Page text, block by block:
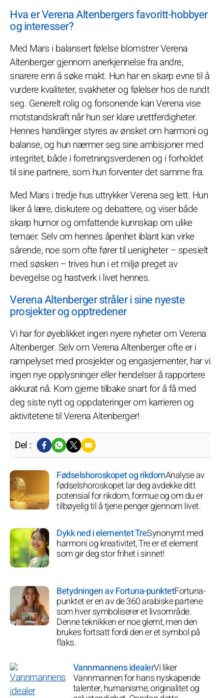
Hva er Verena Altenbergers favoritt-hobbyer
og interesser?
Med Mars i balansert følelse blomstrer Verena
Altenberger gjennom anerkjennelse fra andre,
snarere enn å søke makt. Hun har en skarp evne til å
vurdere kvaliteter, svakheter og følelser hos de rundt
seg. Generelt rolig og forsonende kan Verena vise
motstandskraft når hun ser klare urettferdigheter.
Hennes handlinger styres av ønsket om harmoni og
balanse, og hun nærmer seg sine ambisjoner med
integritet, både i forretningsverdenen og i forholdet
til sine partnere, som hun forventer det samme fra.
Med Mars i tredje hus uttrykker Verena seg lett. Hun
liker å lære, diskutere og debattere, og viser både
skarp humor og omfattende kunnskap om ulike
temaer. Selv om hennes åpenhet iblant kan virke
sårende, noe som ofte fører til uenigheter – spesielt
med søsken – trives hun i et miljø preget av
bevegelse og hastverk i livet hennes.
Verena Altenberger stråler i sine nyeste
prosjekter og opptredener
Vi har for øyeblikket ingen nyere nyheter om Verena
Altenberger. Selv om Verena Altenberger ofte er i
rampelyset med prosjekter og engasjementer, har vi
ingen nye opplysninger eller hendelser å rapportere
akkurat nå. Kom gjerne tilbake snart for å få med
deg siste nytt og oppdateringer om karrieren og
aktivitetene til Verena Altenberger!
Del :
Fødselshoroskopet og rikdomAnalyse av
fødselshoroskopet lar deg avdekke ditt
potensial for rikdom, formue og om du er
tilbøyelig til å tjene penger gjennom livet.
Dykk ned i elementet TreSynonymt med
harmoni og kreativitet, Tre er et element
som gir deg stor frihet i sinnet!
Betydningen av Fortuna-punktetFortuna-
punktet er en av de 360 arabiske partene
som hver symboliserer et livsområde.
Denne teknikken er noe glemt, men den
brukes fortsatt fordi den er et symbol på
flaks.
Vannmannens idealerVi liker
Vannmannen for hans nyskapende
talenter, humanisme, originalitet og